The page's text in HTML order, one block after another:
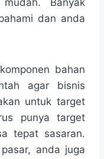
Banyak
dan anda
bahan
agar bisnis
untuk target
punya target
tepat sasaran.
anda juga